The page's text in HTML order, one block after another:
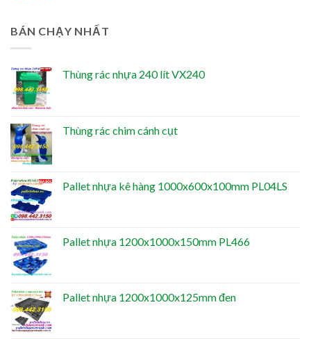
BÁN CHẠY NHẤT
Thùng rác nhựa 240 lít VX240
Thùng rác chim cánh cụt
Pallet nhựa kê hàng 1000x600x100mm PL04LS
Pallet nhựa 1200x1000x150mm PL466
Pallet nhựa 1200x1000x125mm đen